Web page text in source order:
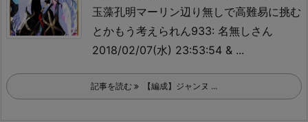
玉藻孔明マーリン辺り無しで高難易に挑む
とかもう考えられん933: 名無しさん
2018/02/07(水) 23:53:54 & ...
記事を読む 【編成】ジャンヌ ...